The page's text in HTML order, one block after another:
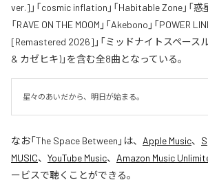
ver.]」「cosmic inflation」「Habitable Zone」「
「RAVE ON THE MOOM」「Akebono」「POWER
[Remastered 2026]」「ミッドナイトスペース
& カゼヒキ)」を含む全8曲となっている。
星々のあいだから、明日が始まる。
なお「The Space Between 」は、 Apple Music、
MUSIC、 YouTube Music、 Amazon Music
ービスで聴くことができる。